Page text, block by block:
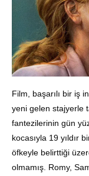
Film, başarılı bir iş
yeni gelen stajyerle
fantezilerinin gün
kocasıyla 19 yıldır
öfkeyle belirttiği
olmamış. Romy,